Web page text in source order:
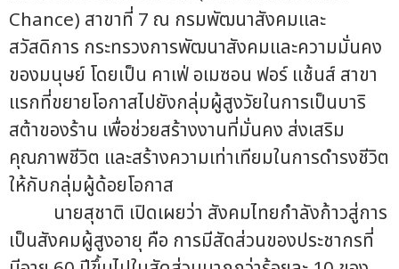
Chance) สาขาที่ 7 ณ กรมพัฒนาสังคมและ
สวัสดิการ กระทรวงการพัฒนาสังคมและความมั่นคง
ของมนุษย์ โดยเป็น คาเฟ่ อเมซอน ฟอร์ แช้นส์ สาขา
แรกที่ขยายโอกาสไปยังกลุ่มผู้สูงวัยในการเป็นบาริ
สต้าของร้าน เพื่อช่วยสร้างงานที่มั่นคง ส่งเสริม
คุณภาพชีวิต และสร้างความเท่าเทียมในการดำรงชีวิต
ให้กับกลุ่มผู้ด้อยโอกาส
นายสุชาติ เปิดเผยว่า สังคมไทยกำลังก้าวสู่การ
เป็นสังคมผู้สูงอายุ คือ การมีสัดส่วนของประชากรที่